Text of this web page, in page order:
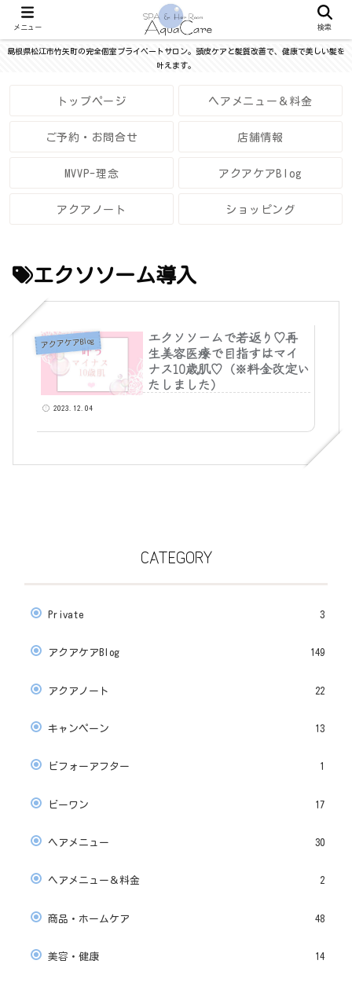
島根県松江市竹矢町の完全個室プライベートサロン。頭皮ケアと髪質改善で、健康で美しい髪を
叶えます。
トップページ ヘアメニュー＆料金
ご予約・お問合せ 店舗情報
MVVP-理念 アクアケアBlog
アクアノート ショッピング
エクソソーム導入
アクアケアBlog
エクソソームで若返り♡再
生美容医療で目指すはマイ
ナス10歳肌♡（※料金改定い
たしました）
2023.12.04
CATEGORY
Private 3
アクアケアBlog 149
アクアノート 22
キャンペーン 13
ビフォーアフター 1
ビーワン 17
ヘアメニュー 30
ヘアメニュー＆料金 2
商品・ホームケア 48
美容・健康 14
メニュー 検索